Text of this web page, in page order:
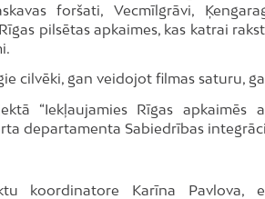
foršati, Vecmīlgrāvi,
pilsētas apkaimes, kas katrai
cilvēki, gan veidojot filmas saturu,
“Iekļaujamies Rīgas apkaimēs
departamenta Sabiedrības
koordinatore Karīna Pavlova,